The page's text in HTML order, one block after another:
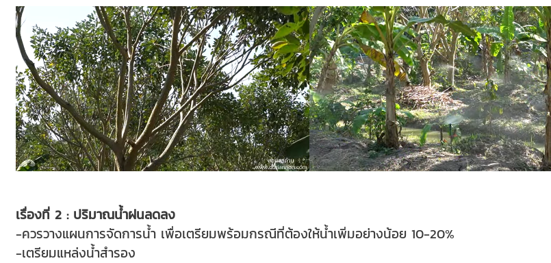
เรื่องที่ 2 : ปริมาณน้ำฝนลดลง
-ควรวางแผนการจัดการน้ำ เพื่อเตรียมพร้อมกรณีที่ต้องให้น้ำเพิ่มอย่างน้อย 10-20%
-เตรียมแหล่งน้ำสำรอง